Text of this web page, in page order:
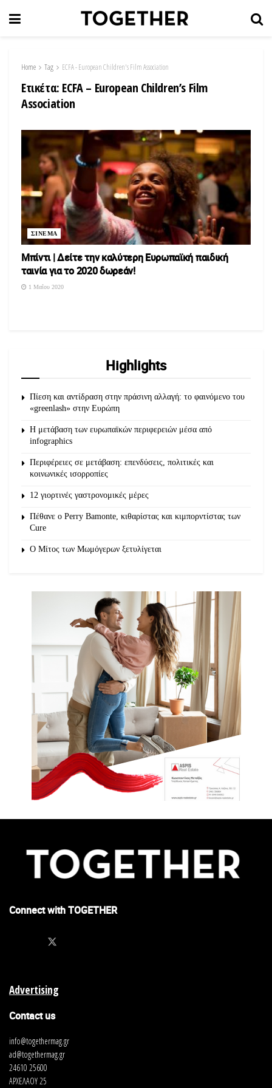
Home Tag ECFA - European Children's Film Association
Ετικέτα: ECFA – European Children’s Film
Association
ΣΙΝΕΜΑ
Μπίντι | Δείτε την καλύτερη Ευρωπαϊκή παιδική
ταινία για το 2020 δωρεάν!
1 Μαΐου 2020
Highlights
Πίεση και αντίδραση στην πράσινη αλλαγή: το φαινόμενο του
«greenlash» στην Ευρώπη
Η μετάβαση των ευρωπαϊκών περιφερειών μέσα από
infographics
Περιφέρειες σε μετάβαση: επενδύσεις, πολιτικές και
κοινωνικές ισορροπίες
12 γιορτινές γαστρονομικές μέρες
Πέθανε ο Perry Bamonte, κιθαρίστας και κιμπορντίστας των
Cure
O Μίτος των Μωμόγερων ξετυλίγεται
Connect with TOGETHER
Advertising
Contact us
info@togethermag.gr
ad@togethermag.gr
24610 25600
ΑΡΧΕΛΑΟΥ 25